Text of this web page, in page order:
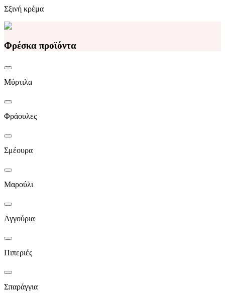
Σξινή κρέμα
Φρέσκα προϊόντα
Μύρτιλα
Φράουλες
Σμέουρα
Μαρούλι
Αγγούρια
Πιπεριές
Σπαράγγια